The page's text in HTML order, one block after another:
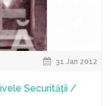
31 Jan 2012
Securității /